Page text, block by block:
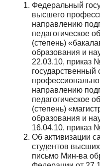
Федеральный
высшего
направлению
педагогическое
(степень)
образования и
22.03.10, приказ
государственный
направлению
педагогическое
(степень)
образования и
16.04.10, приказ
Об активизации
студентов
письмо Мин-ва